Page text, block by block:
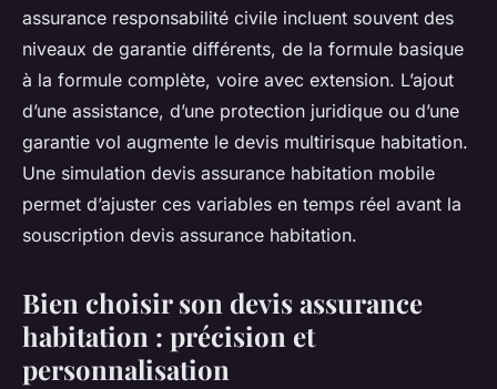
assurance responsabilité civile incluent souvent des
niveaux de garantie différents, de la formule basique
à la formule complète, voire avec extension. L’ajout
d’une assistance, d’une protection juridique ou d’une
garantie vol augmente le devis multirisque habitation.
Une simulation devis assurance habitation mobile
permet d’ajuster ces variables en temps réel avant la
souscription devis assurance habitation.
Bien choisir son devis assurance
habitation : précision et
personnalisation